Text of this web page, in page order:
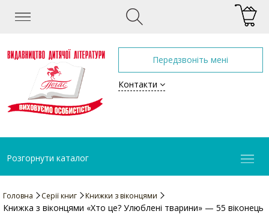
Передзвоніть мені
Контакти
Розгорнути каталог
Головна Серії книг Книжки з віконцями
Книжка з віконцями «Хто це? Улюблені тварини» — 55 віконець